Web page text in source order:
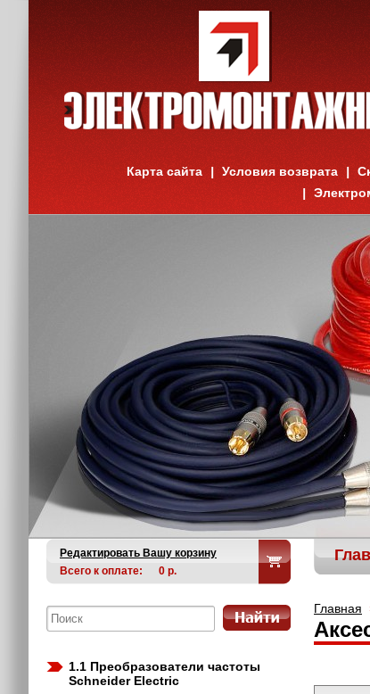
Карта сайта Условия возврата
Редактировать Вашу корзину
Всего к оплате:
0 р.
1.1 Преобразователи частоты
Schneider Electric
Главная